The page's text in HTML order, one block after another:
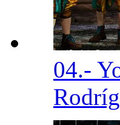
04.-